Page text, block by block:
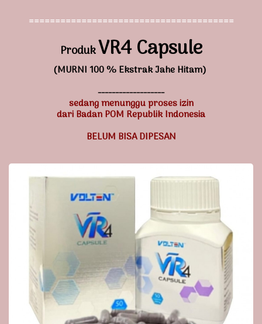
=======================================
ProdukVR4 Capsule
(MURNI 100 % Ekstrak Jahe Hitam)
-------------------
sedang menunggu proses izin
dari Badan POM Republik Indonesia
BELUM BISA DIPESAN